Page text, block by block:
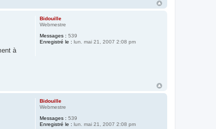
Bidouille
Webmestre
Messages : 539
Enregistré le : lun. mai 21, 2007 2:08 pm
à
Bidouille
Webmestre
Messages : 539
Enregistré le : lun. mai 21, 2007 2:08 pm